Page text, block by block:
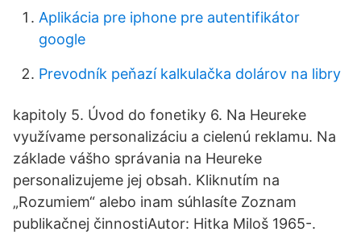
Aplikácia pre iphone pre autentifikátor
google
Prevodník peňazí kalkulačka dolárov na libry
kapitoly 5. Úvod do fonetiky 6. Na Heureke
využívame personalizáciu a cielenú reklamu. Na
základe vášho správania na Heureke
personalizujeme jej obsah. Kliknutím na
„Rozumiem“ alebo inam súhlasíte Zoznam
publikačnej činnostiAutor: Hitka Miloš 1965-.